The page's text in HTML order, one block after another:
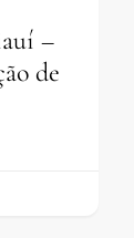
–
de